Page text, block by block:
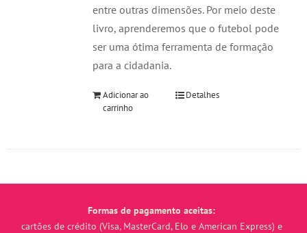
entre outras dimensões. Por meio deste
livro, aprenderemos que o futebol pode
ser uma ótima ferramenta de formação
para a cidadania.
Adicionar ao
carrinho
Detalhes
Formas de pagamento aceitas:
cartões de crédito (Visa, MasterCard, Elo e American Express) e